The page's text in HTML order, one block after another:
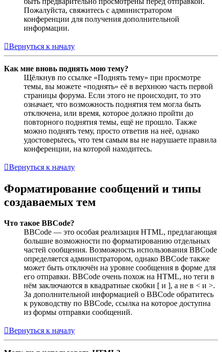
Пожалуйста, свяжитесь с администратором
конференции для получения дополнительной
информации.
Вернуться к началу
Как мне вновь поднять мою тему?
Щёлкнув по ссылке «Поднять тему» при просмотре
темы, вы можете «поднять» её в верхнюю часть первой
страницы форума. Если этого не происходит, то это
означает, что возможность поднятия тем могла быть
отключена, или время, которое должно пройти до
повторного поднятия темы, ещё не прошло. Также
можно поднять тему, просто ответив на неё, однако
удостоверьтесь, что тем самым вы не нарушаете правила
конференции, на которой находитесь.
Вернуться к началу
Форматирование сообщений и типы
создаваемых тем
Что такое BBCode?
BBCode — это особая реализация HTML, предлагающая
большие возможности по форматированию отдельных
частей сообщения. Возможность использования BBCode
определяется администратором, однако BBCode также
может быть отключён на уровне сообщения в форме для
его отправки. BBCode очень похож на HTML, но теги в
нём заключаются в квадратные скобки [ и ], а не в < и >.
За дополнительной информацией о BBCode обратитесь
к руководству по BBCode, ссылка на которое доступна
из формы отправки сообщений.
Вернуться к началу